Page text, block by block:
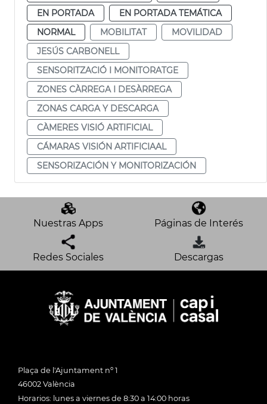
EN PORTADA
EN PORTADA TEMÁTICA
NORMAL
MOBILITAT
MOVILIDAD
JESÚS CARBONELL
SENSORITZACIÓ I MONITORATGE
ZONES CÀRREGA I DESÀRREGA
ZONAS CARGA Y DESCARGA
CÀMERES VISIÓ ARTIFICIAL
CÁMARAS VISIÓN ARTIFICIAAL
SENSORIZACIÓN Y MONITORIZACIÓN
Nuestras Apps Páginas de Interés
Redes Sociales Descargas
Plaça de l'Ajuntament nº 1
46002 València
Horarios: lunes a viernes de 8:30 a 14:00 horas